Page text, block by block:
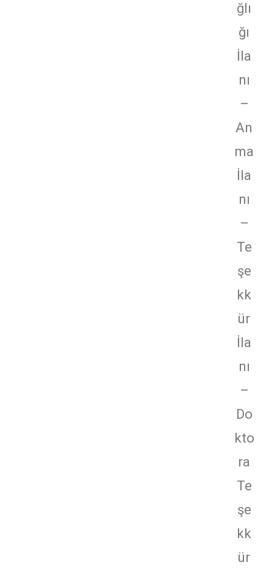
ğlı
ğı
İla
nı
–
An
ma
İla
nı
–
Te
şe
kk
ür
İla
nı
–
Do
kto
ra
Te
şe
kk
ür